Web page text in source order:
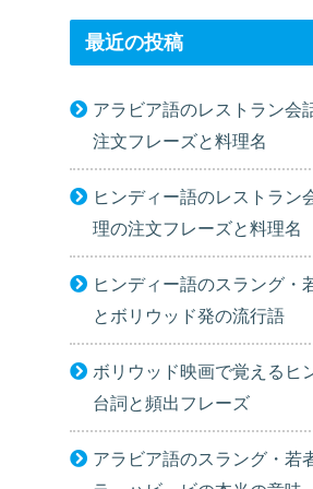
最近の投稿
アラビア語のレストラン会
注文フレーズと料理名
ヒンディー語のレストラン
理の注文フレーズと料理名
ヒンディー語のスラング・
とボリウッド発の流行語
ボリウッド映画で覚えるヒ
台詞と頻出フレーズ
アラビア語のスラング・若